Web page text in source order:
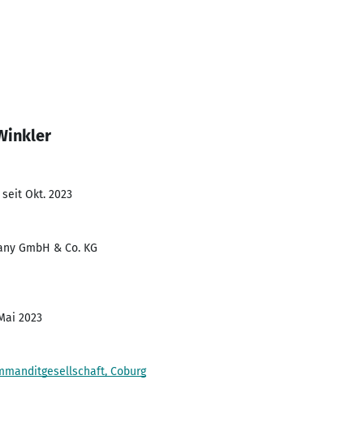
Okt. 2023
GmbH & Co. KG
2023
Coburg